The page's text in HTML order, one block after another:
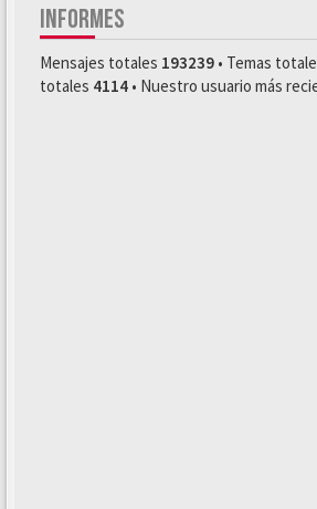
INFORMES
Mensajes totales 193239 • Temas
totales 4114 • Nuestro usuario más